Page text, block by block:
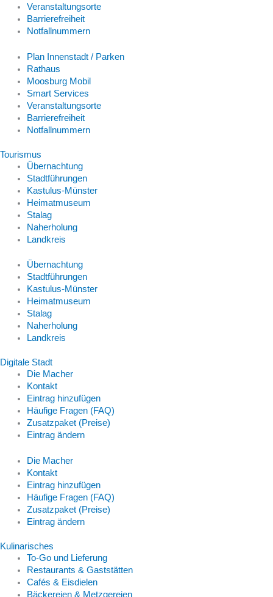
Veranstaltungsorte
Barrierefreiheit
Notfallnummern
Plan Innenstadt / Parken
Rathaus
Moosburg Mobil
Smart Services
Veranstaltungsorte
Barrierefreiheit
Notfallnummern
Tourismus
Übernachtung
Stadtführungen
Kastulus-Münster
Heimatmuseum
Stalag
Naherholung
Landkreis
Übernachtung
Stadtführungen
Kastulus-Münster
Heimatmuseum
Stalag
Naherholung
Landkreis
Digitale Stadt
Die Macher
Kontakt
Eintrag hinzufügen
Häufige Fragen (FAQ)
Zusatzpaket (Preise)
Eintrag ändern
Die Macher
Kontakt
Eintrag hinzufügen
Häufige Fragen (FAQ)
Zusatzpaket (Preise)
Eintrag ändern
Kulinarisches
To-Go und Lieferung
Restaurants & Gaststätten
Cafés & Eisdielen
Bäckereien & Metzgereien